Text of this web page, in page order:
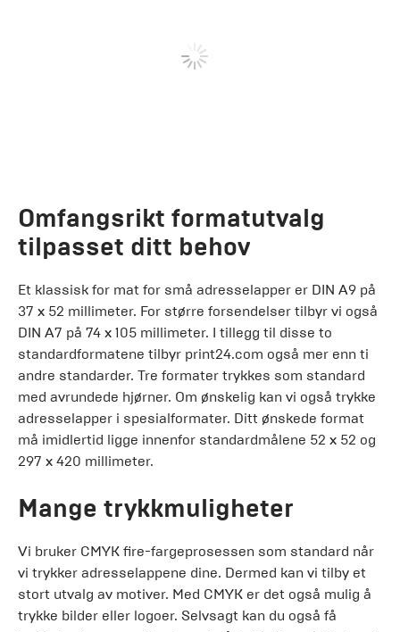
Omfangsrikt formatutvalg
tilpasset ditt behov
Et klassisk for mat for små adresselapper er DIN A9 på
37 x 52 millimeter. For større forsendelser tilbyr vi også
DIN A7 på 74 x 105 millimeter. I tillegg til disse to
standardformatene tilbyr print24.com også mer enn ti
andre standarder. Tre formater trykkes som standard
med avrundede hjørner. Om ønskelig kan vi også trykke
adresselapper i spesialformater. Ditt ønskede format
må imidlertid ligge innenfor standardmålene 52 x 52 og
297 x 420 millimeter.
Mange trykkmuligheter
Vi bruker CMYK fire-fargeprosessen som standard når
vi trykker adresselappene dine. Dermed kan vi tilby et
stort utvalg av motiver. Med CMYK er det også mulig å
trykke bilder eller logoer. Selvsagt kan du også få